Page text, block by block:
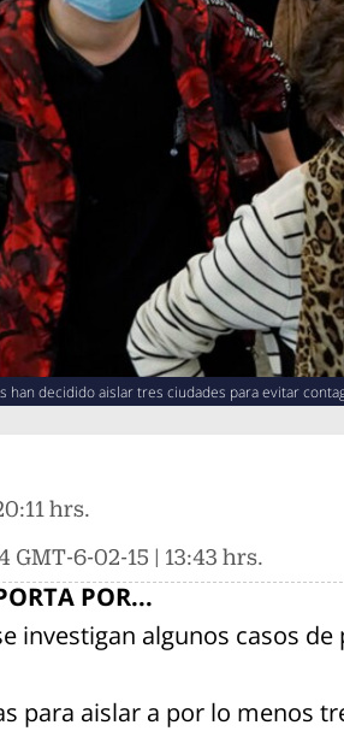
han decidido aislar tres ciudades para evitar
hrs.
GMT-6-02-15 | 13:43 hrs.
POR...
investigan algunos casos
para aislar a por lo menos